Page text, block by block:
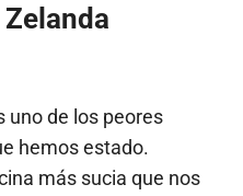
uno de los peores
hemos estado.
más sucia que nos